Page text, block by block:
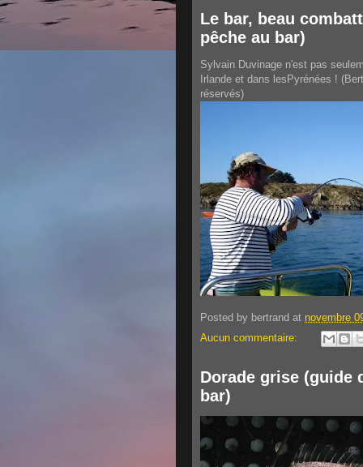
Le bar, beau
pêche au bar)
Sylvain Duvinage n'est pas
Irlande et dans lesPyrénées !
réservés)
Posted by bertrand at novembre
Aucun commentaire:
Dorade grise (guide
bar)